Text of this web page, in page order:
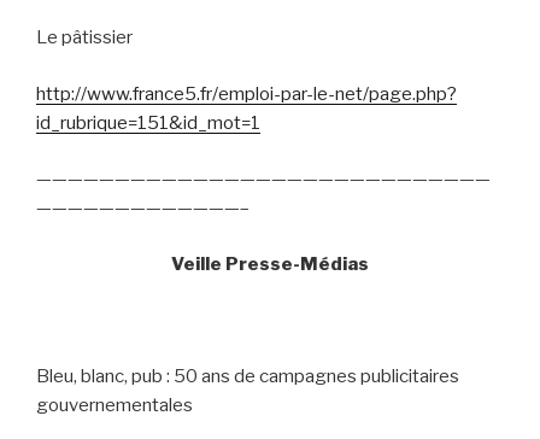
Le pâtissier
http://www.france5.fr/emploi-par-le-net/page.php?
id_rubrique=151&id_mot=1
—————————————————————————————
—————————————–
Veille Presse-Médias
Bleu, blanc, pub : 50 ans de campagnes publicitaires
gouvernementales